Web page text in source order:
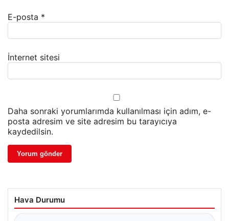
E-posta *
İnternet sitesi
Daha sonraki yorumlarımda kullanılması için adım, e-
posta adresim ve site adresim bu tarayıcıya
kaydedilsin.
Hava Durumu